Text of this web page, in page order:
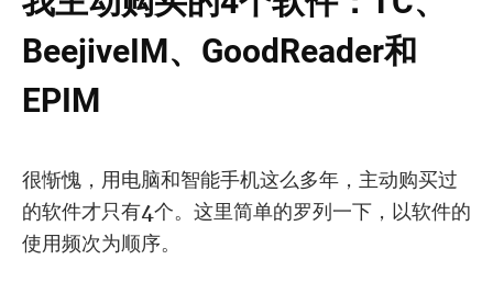
BeejiveIM、GoodReader和
EPIM
很惭愧，用电脑和智能手机这么多年，主动购买过
的软件才只有4个。这里简单的罗列一下，以软件的
使用频次为顺序。